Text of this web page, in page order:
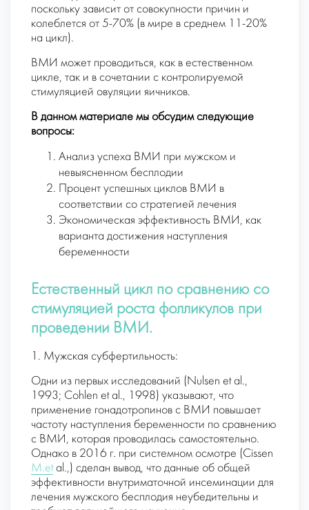
поскольку зависит от совокупности причин и
колеблется от 5-70% (в мире в среднем 11-20%
на цикл).
ВМИ может проводиться, как в естественном
цикле, так и в сочетании с контролируемой
стимуляцией овуляции яичников.
В данном материале мы обсудим следующие
вопросы:
Анализ успеха ВМИ при мужском и
невыясненном бесплодии
Процент успешных циклов ВМИ в
соответствии со стратегией лечения
Экономическая эффективность ВМИ, как
варианта достижения наступления
беременности
Естественный цикл по сравнению со
стимуляцией роста фолликулов при
проведении ВМИ.
1. Мужская субфертильность:
Одни из первых исследований (Nulsen et al.,
1993; Cohlen et al., 1998) указывают, что
применение гонадотропинов с ВМИ повышает
частоту наступления беременности по сравнению
с ВМИ, которая проводилась самостоятельно.
Однако в 2016 г. при системном осмотре (Cissen
M.et al.,) сделан вывод, что данные об общей
эффективности внутриматочной инсеминации для
лечения мужского бесплодия неубедительны и